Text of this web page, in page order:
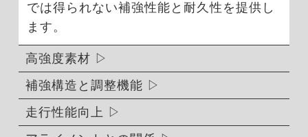
では得られない補強性能と耐久性を提供し
ます。
高強度素材
補強構造と調整機能
走行性能向上